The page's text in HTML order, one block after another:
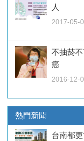
人
2017-05-
不抽菸
癌
2016-12-
熱門新聞
台南都